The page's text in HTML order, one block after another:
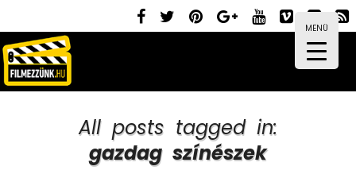
MENÜ
All posts tagged in:
gazdag színészek